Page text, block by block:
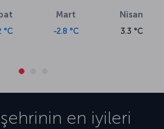
°C
Mart
-2.8 °C
Nisan
3.3 °C
şehrinin en iyileri